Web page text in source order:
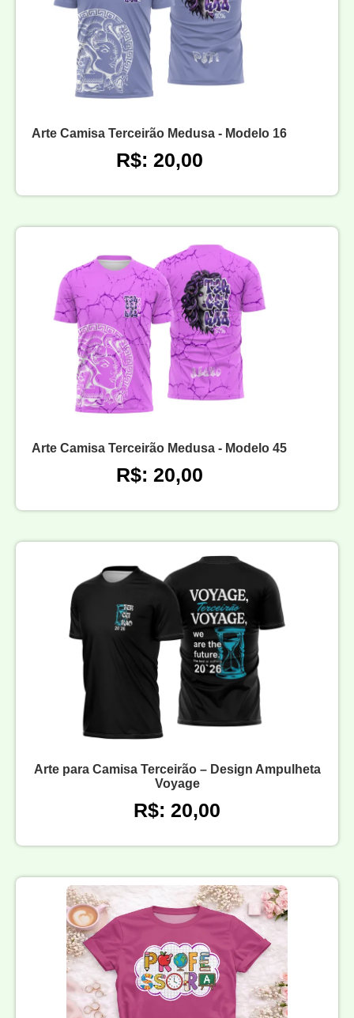
Arte Camisa Terceirão Medusa - Modelo 16
R$: 20,00
Arte Camisa Terceirão Medusa - Modelo 45
R$: 20,00
Arte para Camisa Terceirão – Design Ampulheta
Voyage
R$: 20,00